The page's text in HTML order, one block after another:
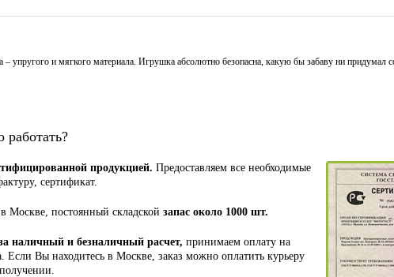
– упругого и мягкого материала. Игрушка абсолютно безопасна, какую бы забаву ни придумал
продукцией. Предоставляем все необходимые
сертификат.
Москве, постоянный складской запас около 1000 шт.
наличный и безналичный расчет, принимаем оплату на
Если Вы находитесь в Москве, заказ можно оплатить курьеру